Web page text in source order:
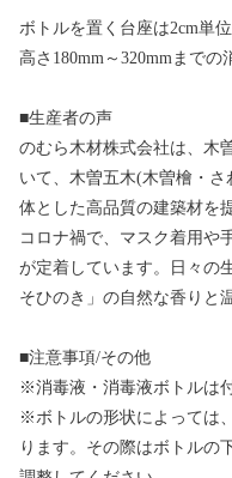
ボトルを置く台座は2cm単
高さ180mm～320mmまでの
■生産者の声
のむら木材株式会社は、木
いて、木曽五木(木曽檜・
体とした高品質の建築材を
コロナ禍で、マスク着用や
が定着しています。日々の
そひのき」の自然な香りと
■注意事項/その他
※消毒液・消毒液ボトルは
※ボトルの形状によっては
ります。その際はボトルの